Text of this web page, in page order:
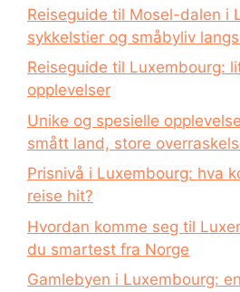
Reiseguide til Mosel-dalen i
sykkelstier og småbyliv
Reiseguide til Luxembourg:
opplevelser
Unike og spesielle
smått land, store
Prisnivå i Luxembourg: hva
reise hit?
Hvordan komme seg til
du smartest fra Norge
Gamlebyen i Luxembourg: